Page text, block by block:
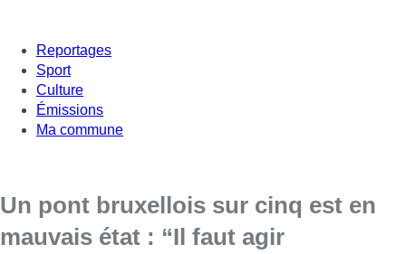
Reportages
Sport
Culture
Émissions
Ma commune
Un pont bruxellois sur cinq est en
mauvais état : “Il faut agir